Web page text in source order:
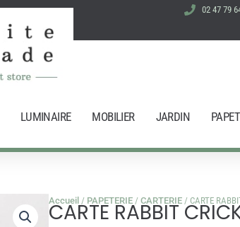
02 47 79
LUMINAIRE MOBILIER JARDIN
Accueil / PAPETERIE / CARTERIE / CARTE
CARTE RABBIT